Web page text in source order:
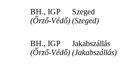
BH., IGP
(Őrző-Védő)
Szeged
(Szeged)
BH., IGP
(Őrző-Védő)
Jakabszállás
(Jakabszállás)